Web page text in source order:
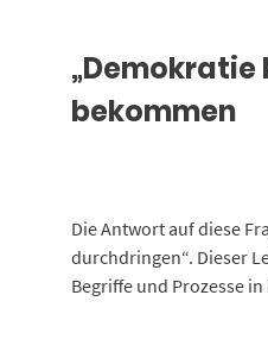
„Demokratie
bekommen
Die Antwort auf diese
durchdringen“. Dieser
Begriffe und Prozesse